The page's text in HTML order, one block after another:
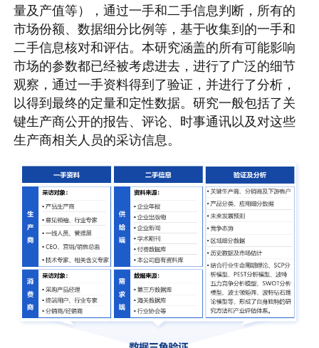
量及产值等），通过一手和二手信息判断，所有的
市场份额、数据细分比例等，基于收集到的一手和
二手信息核对和评估。本研究涵盖的所有可能影响
市场的参数都已经被考虑进去，进行了广泛的细节
观察，通过一手资料得到了验证，并进行了分析，
以得到最终的定量和定性数据。研究一般包括了关
键生产商公开的报告、评论、时事通讯以及对这些
生产商相关人员的采访信息。